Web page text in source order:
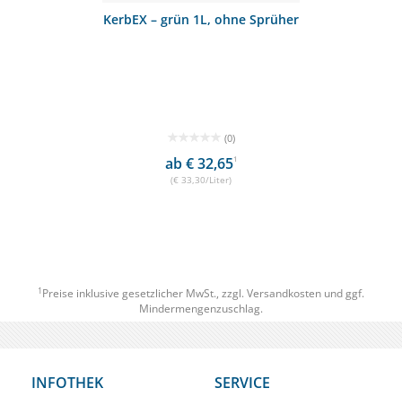
KerbEX – grün 1L, ohne Sprüher
(0)
ab € 32,651
(€ 33,30/Liter)
1 Preise inklusive gesetzlicher MwSt., zzgl. Versandkosten und ggf.
Mindermengenzuschlag.
INFOTHEK SERVICE